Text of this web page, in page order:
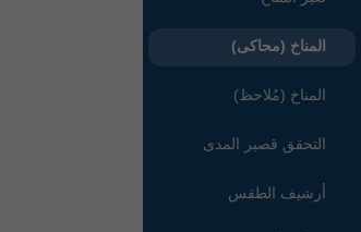
المناخ (محاكى)
المناخ (مُلاحظ)
التحقق قصير المدى
أرشيف الطقس